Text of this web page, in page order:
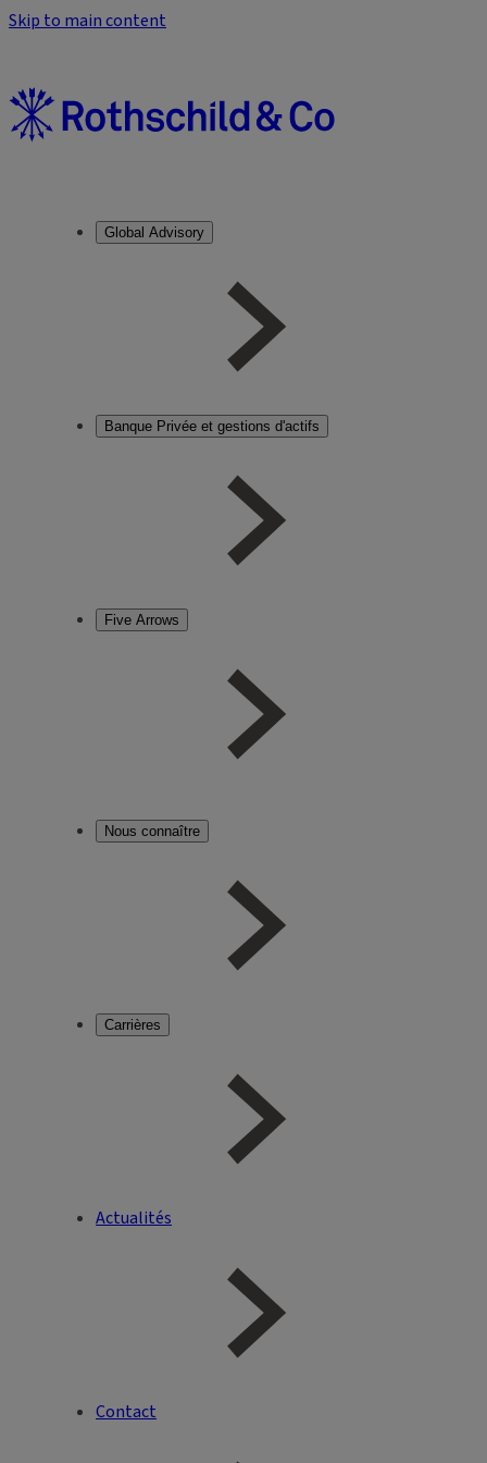
Skip to main content
Global Advisory
Banque Privée et gestions d'actifs
Five Arrows
Nous connaître
Carrières
Actualités
Contact